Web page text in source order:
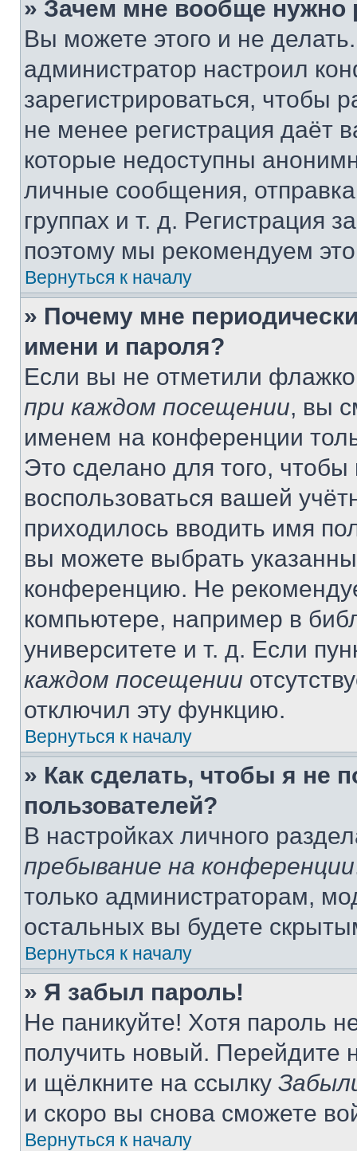
» Зачем мне вообще нужно
Вы можете этого и не
администратор настроил
зарегистрироваться, чтобы
не менее регистрация даёт
которые недоступны
личные сообщения,
группах и т. д. Регистрация
поэтому мы рекомендуем
Вернуться к началу
» Почему мне
имени и пароля?
Если вы не отметили
при каждом посещении, вы
именем на конференции
Это сделано для того, чтобы
воспользоваться вашей
приходилось вводить имя
вы можете выбрать
конференцию. Не
компьютере, например в
университете и т. д. Если
каждом посещении
отключил эту функцию.
Вернуться к началу
» Как сделать, чтобы я не
пользователей?
В настройках личного
пребывание на конференции
только администраторам,
остальных вы будете
Вернуться к началу
» Я забыл пароль!
Не паникуйте! Хотя пароль
получить новый. Перейдите
и щёлкните на ссылку
и скоро вы снова сможете
Вернуться к началу